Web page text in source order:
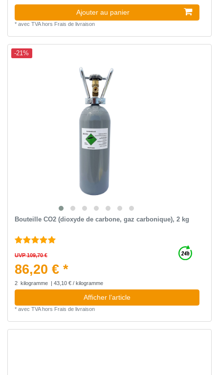
Ajouter au panier
* avec TVAhors Frais de livraison
-21%
Bouteille CO2 (dioxyde de carbone, gaz carbonique), 2 kg
UVP 109,70 €
86,20 € *
2 kilogramme | 43,10 € / kilogramme
Afficher l’article
* avec TVAhors Frais de livraison